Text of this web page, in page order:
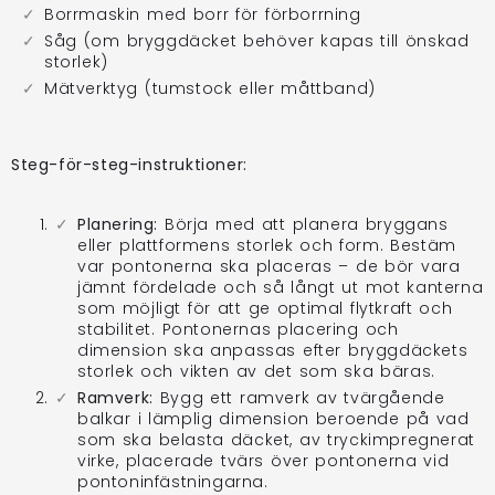
Borrmaskin med borr för förborrning
Såg (om bryggdäcket behöver kapas till önskad
storlek)
Mätverktyg (tumstock eller måttband)
Steg-för-steg-instruktioner:
Planering: Börja med att planera bryggans
eller plattformens storlek och form. Bestäm
var pontonerna ska placeras – de bör vara
jämnt fördelade och så långt ut mot kanterna
som möjligt för att ge optimal flytkraft och
stabilitet. Pontonernas placering och
dimension ska anpassas efter bryggdäckets
storlek och vikten av det som ska bäras.
Ramverk: Bygg ett ramverk av tvärgående
balkar i lämplig dimension beroende på vad
som ska belasta däcket, av tryckimpregnerat
virke, placerade tvärs över pontonerna vid
pontoninfästningarna.